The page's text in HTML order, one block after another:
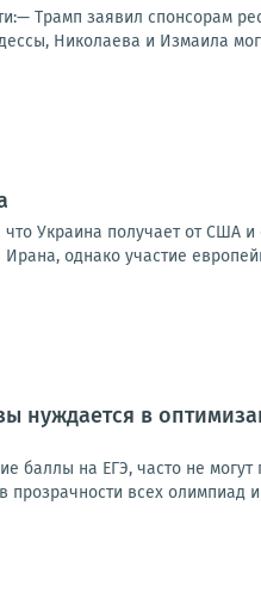
Трамп заявил спонсорам
Николаева и Измаила
Украина получает от США
однако участие
нуждается в
баллы на ЕГЭ, часто не
всех олимпиад и